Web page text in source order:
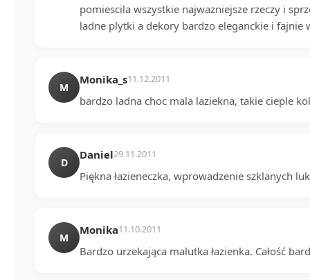
pomiescila wszystkie najwazniejsze rzeczy i
ladne plytki a dekory bardzo eleganckie i fajnie
M
Monika_s11.12.2011
bardzo ladna choc mala laziekna, takie cieple
D
Daniel29.11.2011
Piękna łazieneczka, wprowadzenie szklanych
M
Monika11.10.2011
Bardzo urzekająca malutka łazienka. Całość